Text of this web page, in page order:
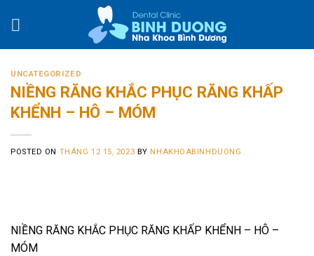
UNCATEGORIZED
NIỀNG RĂNG KHẮC PHỤC RĂNG KHẤP
KHỂNH – HÔ – MÓM
POSTED ON THÁNG 12 15, 2023 BY NHAKHOABINHDUONG
NIỀNG RĂNG KHẮC PHỤC RĂNG KHẤP KHỂNH – HÔ –
MÓM